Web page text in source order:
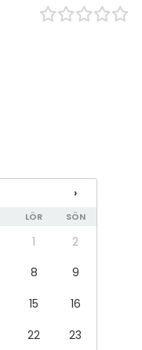
›
LÖR SÖN
1
2
8
9
15
16
22
23